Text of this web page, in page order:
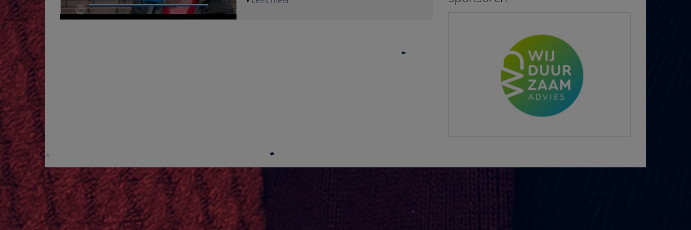
zelfstandigen de hardste klappen tijdens crises opvangen en ervoor zorgen dat de economie snel
weer opveert, lijkt de waarde hiervan niet te worden gezien. Zeker op het moment dat er zich een
politiek". Het gros van de civiele zaken tegen de overheid gaat dan ook over de rechtmatigheid,
moet en doet(!) daar dan ook uitspraken over als daarom gevraagd wordt. Denk bijvoorbeeld aan
de spraakmakende Urgenda klimaatzaak uit 2015. Maar hetzelfde geldt voor alle zaken omtrent
vergunningen, bestemmingsplannen, etc. betreffende het milieu of de Deliveroo uitspraak m.b.t.
het arbeidsrecht. Alle bestuurlijke maatregelen horen aan bepaalde criteria te voldoen waaronder
de grondwet die bepaalt dat burgers in gelijke gevallen gelijk behandeld worden. De vraag is dus
niet of zzp’ers en werknemers in alle gevallen gelijk behandeld moeten worden, maar of corona, als
Mocht de Staat zijn burgers ongelijk behandelen
inkomen van de partner getoetst. De werknemer
de NOW-regeling, ook als de werknemer werkloos
thuis zat. Als we de zzp’er gelijkstellen aan een
en risico, dan werd bij de zzp’er de factor arbeid
onder voorwaarden, de vaste lasten. Bij een